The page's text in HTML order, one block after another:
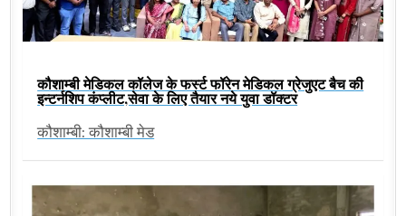
कौशाम्बी मेडिकल कॉलेज के फर्स्ट फॉरेन मेडिकल ग्रेजुएट बैच की
इन्टर्नशिप कंप्लीट,सेवा के लिए तैयार नये युवा डॉक्टर
कौशाम्बी: कौशाम्बी मेड